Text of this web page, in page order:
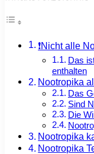
❗️Nicht alle
Das
enthalten
Nootropika
Das
Sind
Die
Nootropika
Nootropika